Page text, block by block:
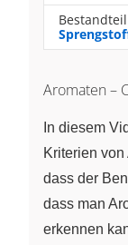
Aromaten –
In diesem
Kriterien
dass der
dass man
erkennen